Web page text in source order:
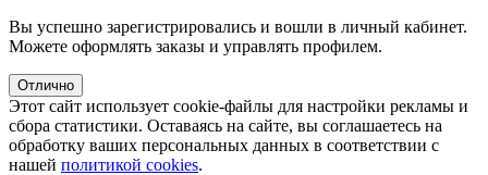
Вы успешно зарегистрировались и вошли в личный кабинет.
Можете оформлять заказы и управлять профилем.
Отлично
Этот сайт использует cookie-файлы для настройки рекламы и
сбора статистики. Оставаясь на сайте, вы соглашаетесь на
обработку ваших персональных данных в соответствии с
нашей политикой cookies.